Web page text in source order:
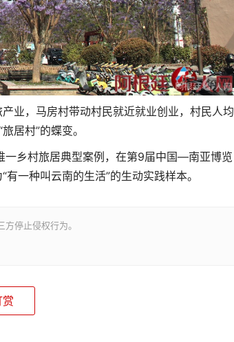
业，马房村带动村民就近就业创业，村民人均
居村”的蝶变。
一乡村旅居典型案例，在第9届中国—南亚博览
一种叫云南的生活”的生动实践样本。
停止侵权行为。
赏